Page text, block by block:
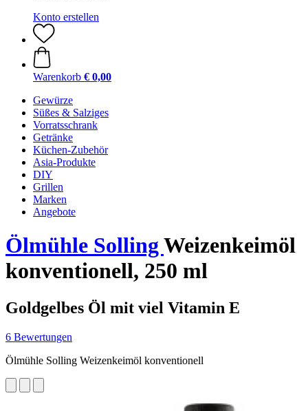
Konto erstellen
Warenkorb € 0,00
Gewürze
Süßes & Salziges
Vorratsschrank
Getränke
Küchen-Zubehör
Asia-Produkte
DIY
Grillen
Marken
Angebote
Ölmühle SollingWeizenkeimöl
konventionell, 250 ml
Goldgelbes Öl mit viel Vitamin E
6 Bewertungen
Ölmühle Solling Weizenkeimöl konventionell